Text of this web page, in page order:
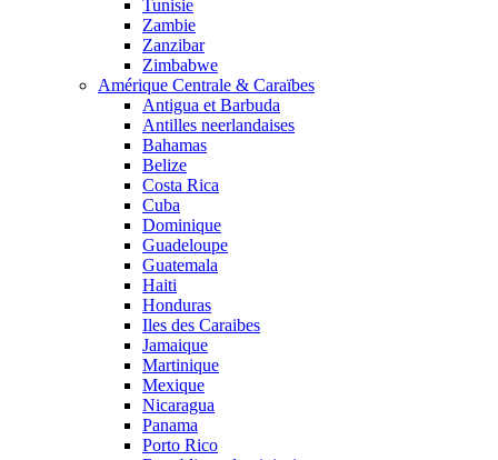
Tunisie
Zambie
Zanzibar
Zimbabwe
Amérique Centrale & Caraïbes
Antigua et Barbuda
Antilles neerlandaises
Bahamas
Belize
Costa Rica
Cuba
Dominique
Guadeloupe
Guatemala
Haiti
Honduras
Iles des Caraibes
Jamaique
Martinique
Mexique
Nicaragua
Panama
Porto Rico